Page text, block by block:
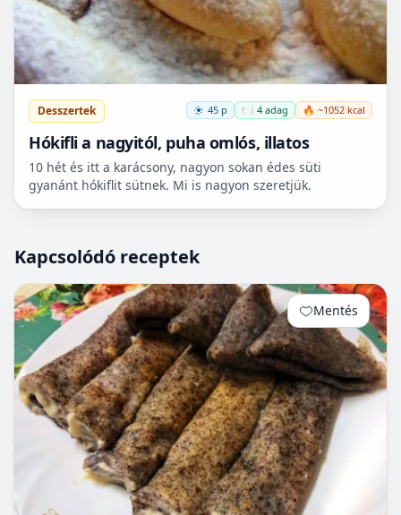
Desszertek 45 p 🍽️ 4 adag 🔥 ~1052 kcal
Hókifli a nagyitól, puha omlós, illatos
10 hét és itt a karácsony, nagyon sokan édes süti
gyanánt hókiflit sütnek. Mi is nagyon szeretjük.
Kapcsolódó receptek
Mentés 0